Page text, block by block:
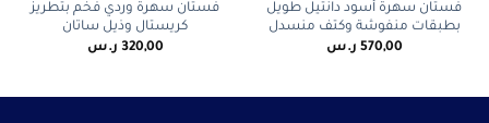
فستان سهرة أسود دانتيل طويل
بطبقات منفوشة وكتف منسدل
570,00 ر.س
فستان سهرة وردي فخم بتطريز
كريستال وذيل ساتان
320,00 ر.س